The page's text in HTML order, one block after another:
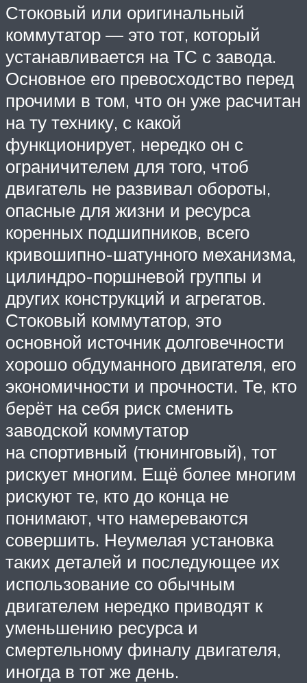
Стоковый или оригинальный
коммутатор — это тот, который
устанавливается на ТС с завода.
Основное его превосходство перед
прочими в том, что он уже расчитан
на ту технику, с какой
функционирует, нередко он с
ограничителем для того, чтоб
двигатель не развивал обороты,
опасные для жизни и ресурса
коренных подшипников, всего
кривошипно-шатунного механизма,
цилиндро-поршневой группы и
других конструкций и агрегатов.
Стоковый коммутатор, это
основной источник долговечности
хорошо обдуманного двигателя, его
экономичности и прочности. Те, кто
берёт на себя риск сменить
заводской коммутатор
на спортивный (тюнинговый), тот
рискует многим. Ещё более многим
рискуют те, кто до конца не
понимают, что намереваются
совершить. Неумелая установка
таких деталей и последующее их
использование со обычным
двигателем нередко приводят к
уменьшению ресурса и
смертельному финалу двигателя,
иногда в тот же день.